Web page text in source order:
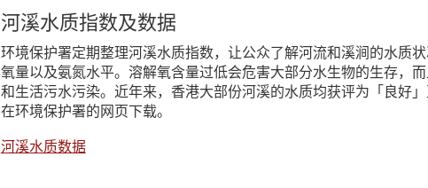
河溪水质指数及数据
环境保护署定期整理河溪水质指数，让公众了解河流和溪涧的水质
氧量以及氨氮水平。溶解氧含量过低会危害大部分水生物的生存，
和生活污水污染。近年来，香港大部份河溪的水质均获评为「良好
在环境保护署的网页下载。
河溪水质数据